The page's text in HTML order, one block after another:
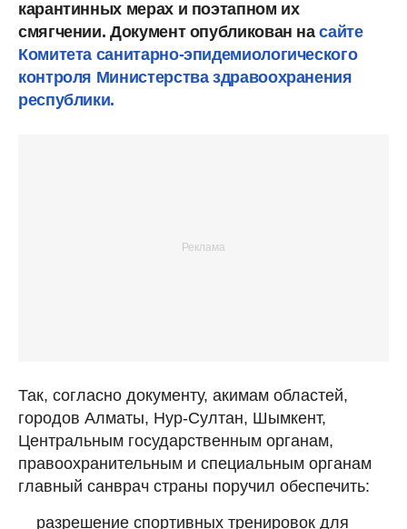
карантинных мерах и поэтапном их
смягчении. Документ опубликован насайте
Комитета санитарно-эпидемиологического
контроля Министерства здравоохранения
республики.
Так, согласно документу, акимам областей,
городов Алматы, Нур-Султан, Шымкент,
Центральным государственным органам,
правоохранительным и специальным органам
главный санврач страны поручил обеспечить:
разрешение спортивных тренировок для